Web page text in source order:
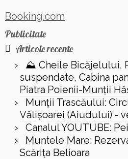
Booking.com
Publicitate
Articole recente
⛰️ Cheile Bicăjelului,
suspendate, Cabina
Piatra Poienii-Munții
Munții Trascăului:
Vălișoarei (Aiudului) -
Canalul YOUTUBE:
Muntele Mare:
Scăriţa Belioara